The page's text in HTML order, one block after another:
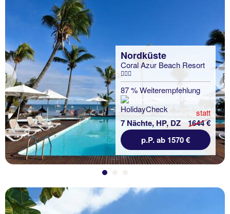
Previous
Nordküste
Coral Azur Beach Resort
87 % Weiterempfehlung
7 Nächte, HP, DZ
statt
1644 €
p.P. ab 1570 €